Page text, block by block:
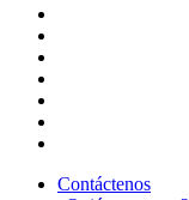
Contáctenos